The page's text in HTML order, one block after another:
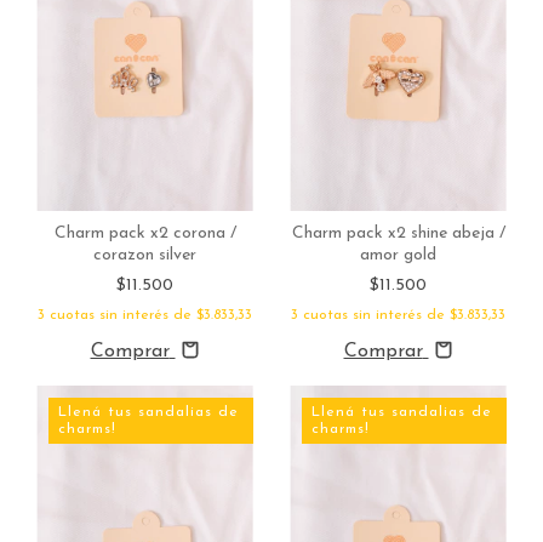
Charm pack x2 corona /
corazon silver
$11.500
3 cuotas sin interés de $3.833,33
Comprar
Charm pack x2 shine abeja /
amor gold
$11.500
3 cuotas sin interés de $3.833,33
Comprar
Llená tus sandalias de
charms!
Llená tus sandalias de
charms!